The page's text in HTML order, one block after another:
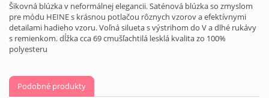
Šikovná blúzka v neformálnej elegancii. Saténová blúzka so zmyslom
pre módu HEINE s krásnou potlačou rôznych vzorov a efektívnymi
detailami hadieho vzoru. Voľná silueta s výstrihom do V a dlhé rukávy
s remienkom. dĺžka cca 69 cmušľachtilá lesklá kvalita zo 100%
polyesteru
Podobné produkty